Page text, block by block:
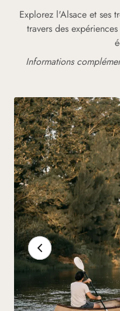
Explorez l'Alsace et ses
travers des
Informations